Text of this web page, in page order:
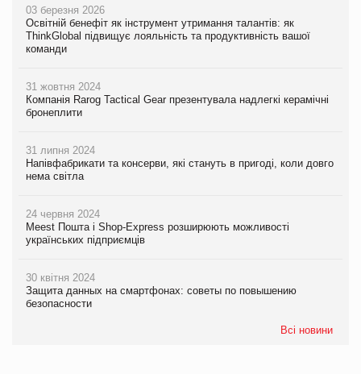
03 березня 2026
Освітній бенефіт як інструмент утримання талантів: як
ThinkGlobal підвищує лояльність та продуктивність вашої
команди
31 жовтня 2024
Компанія Rarog Tactical Gear презентувала надлегкі керамічні
бронеплити
31 липня 2024
Напівфабрикати та консерви, які стануть в пригоді, коли довго
нема світла
24 червня 2024
Meest Пошта і Shop-Express розширюють можливості
українських підприємців
30 квітня 2024
Защита данных на смартфонах: советы по повышению
безопасности
Всі новини